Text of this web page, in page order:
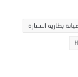
بطارية السيارة